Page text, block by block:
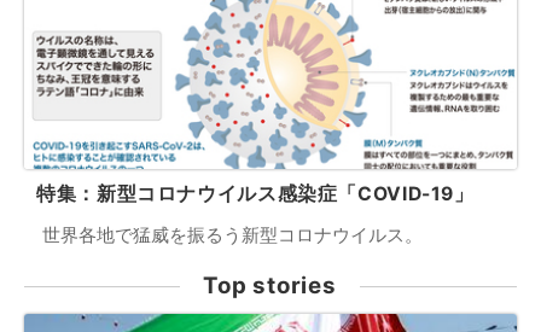
特集：新型コロナウイルス感染症「COVID-19」
世界各地で猛威を振るう新型コロナウイルス。
Top stories